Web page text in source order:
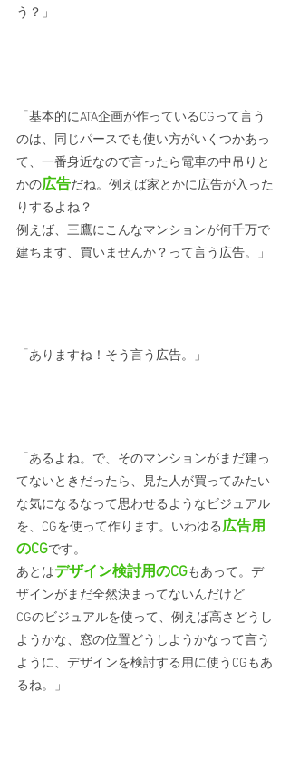
う？」
「基本的にATA企画が作っているCGって言う
のは、同じパースでも使い方がいくつかあっ
て、一番身近なので言ったら電車の中吊りと
かの広告だね。例えば家とかに広告が入った
りするよね？
例えば、三鷹にこんなマンションが何千万で
建ちます、買いませんか？って言う広告。」
「ありますね！そう言う広告。」
「あるよね。で、そのマンションがまだ建っ
てないときだったら、見た人が買ってみたい
な気になるなって思わせるようなビジュアル
を、CGを使って作ります。いわゆる広告用
のCGです。
あとはデザイン検討用のCGもあって。デ
ザインがまだ全然決まってないんだけど
CGのビジュアルを使って、例えば高さどうし
ようかな、窓の位置どうしようかなって言う
ように、デザインを検討する用に使うCGもあ
るね。」